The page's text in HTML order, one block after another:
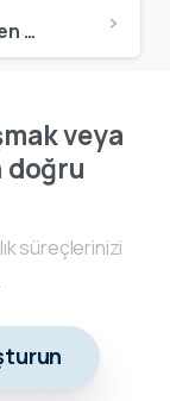
En Kolay Schengen Vizesi Veren Ülke 2026: Ret Oranları, Strateji ve Doğru Ülke Seçimi
veya
doğru
süreçlerinizi